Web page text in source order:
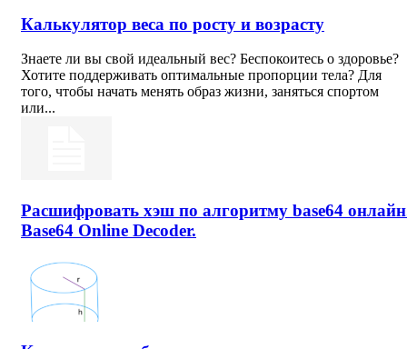
Калькулятор веса по росту и возрасту
Знаете ли вы свой идеальный вес? Беспокоитесь о здоровье?
Хотите поддерживать оптимальные пропорции тела? Для
того, чтобы начать менять образ жизни, заняться спортом
или...
Расшифровать хэш по алгоритму base64
Base64 Online Decoder.